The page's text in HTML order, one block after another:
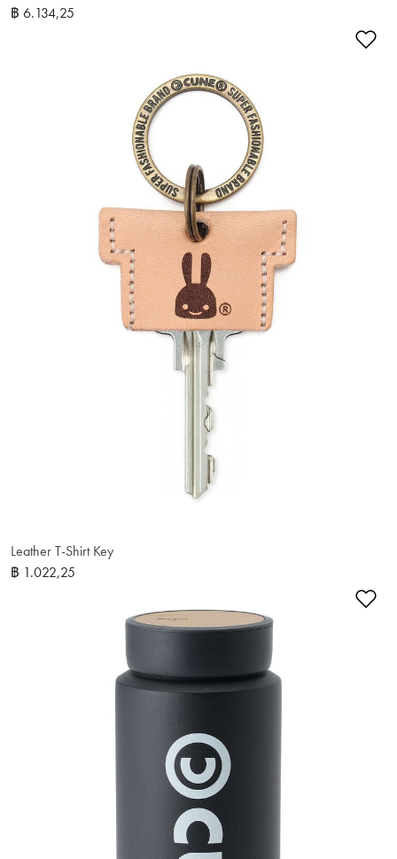
฿ 6.134,25
เ
Leather T-Shirt Key
฿ 1.022,25
เ